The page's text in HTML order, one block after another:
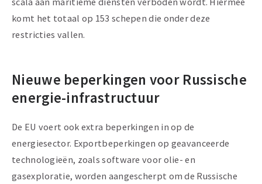
komt het totaal op 153 schepen die onder deze
restricties vallen.
Nieuwe beperkingen voor Russische
energie-infrastructuur
De EU voert ook extra beperkingen in op de
energiesector. Exportbeperkingen op geavanceerde
technologieën, zoals software voor olie- en
gasexploratie, worden aangescherpt om de Russische